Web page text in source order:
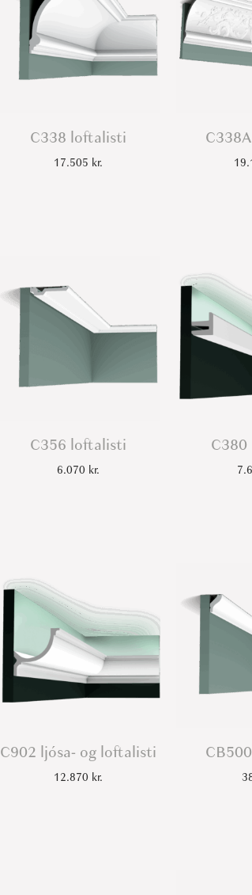
C338 loftalisti
17.505 kr.
C356 loftalisti
6.070 kr.
C902 ljósa- og loftalisti
12.870 kr.